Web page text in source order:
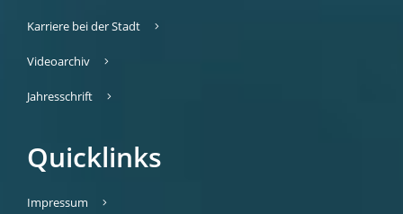
Karriere bei der Stadt
Videoarchiv
Jahresschrift
Quicklinks
Impressum